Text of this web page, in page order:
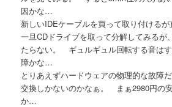
因かな…
新しいIDEケーブルを買って取り付けるが
一旦CDドライブを取って分解してみるが
たらない。 ギュルギュル回転する音は
障かな…
とりあえずハードウェアの物理的な故障だ
交換しかないのかなぁ。 まぁ2980円の
か…